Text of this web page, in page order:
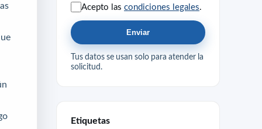
Acepto las condiciones legales
Enviar
Tus datos se usan solo para atender la
solicitud.
Etiquetas